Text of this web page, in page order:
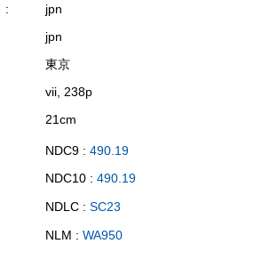
jpn
jpn
東京
vii, 238p
21cm
NDC9 : 490.19
NDC10 : 490.19
NDLC : SC23
NLM : WA950